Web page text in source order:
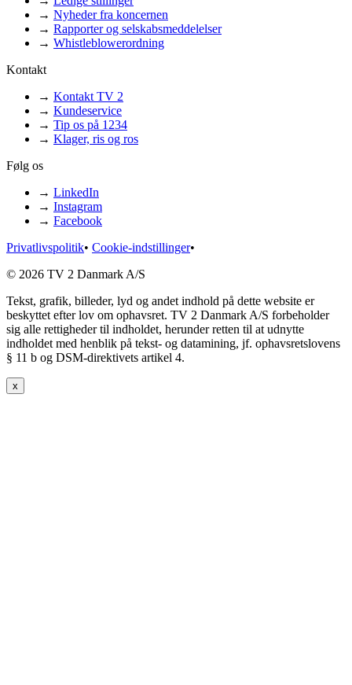
→ Nyheder fra koncernen
→ Rapporter og selskabsmeddelelser
→ Whistleblowerordning
Kontakt
→ Kontakt TV 2
→ Kundeservice
→ Tip os på 1234
→ Klager, ris og ros
Følg os
→ LinkedIn
→ Instagram
→ Facebook
Privatlivspolitik• Cookie-indstillinger•
© 2026 TV 2 Danmark A/S
Tekst, grafik, billeder, lyd og andet indhold på dette website er
beskyttet efter lov om ophavsret. TV 2 Danmark A/S forbeholder
sig alle rettigheder til indholdet, herunder retten til at udnytte
indholdet med henblik på tekst- og datamining, jf. ophavsretslovens
§ 11 b og DSM-direktivets artikel 4.
x